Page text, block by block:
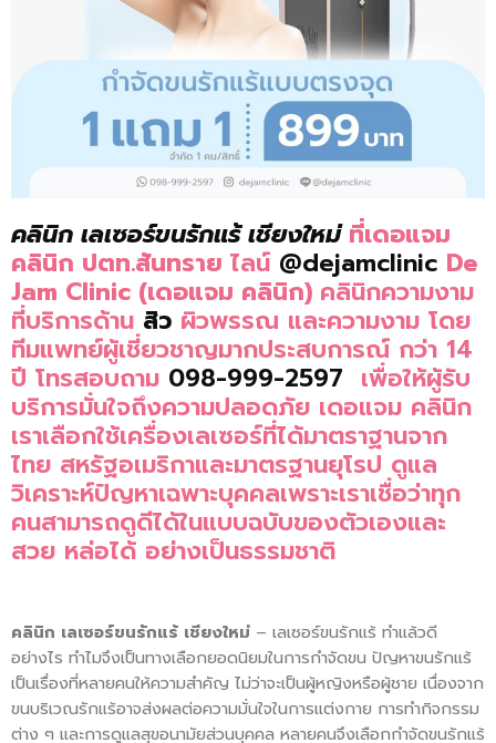
คลินิก เลเซอร์ขนรักแร้ เชียงใหม่ที่เดอแจม
คลินิก ปตท.สันทราย ไลน์ @dejamclinic De
Jam Clinic (เดอแจม คลินิก) คลินิกความงาม
ที่บริการด้าน สิว ผิวพรรณ และความงาม โดย
ทีมแพทย์ผู้เชี่ยวชาญมากประสบการณ์ กว่า 14
ปี โทรสอบถาม 098-999-2597 เพื่อให้ผู้รับ
บริการมั่นใจถึงความปลอดภัย เดอแจม คลินิก
เราเลือกใช้เครื่องเลเซอร์ที่ได้มาตราฐานจาก
ไทย สหรัฐอเมริกาและมาตรฐานยุโรป ดูแล
วิเคราะห์ปัญหาเฉพาะบุคคลเพราะเราเชื่อว่าทุก
คนสามารถดูดีได้ในแบบฉบับของตัวเองและ
สวย หล่อได้ อย่างเป็นธรรมชาติ
คลินิก เลเซอร์ขนรักแร้ เชียงใหม่ – เลเซอร์ขนรักแร้ ทำแล้วดี
อย่างไร ทำไมจึงเป็นทางเลือกยอดนิยมในการกำจัดขน ปัญหาขนรักแร้
เป็นเรื่องที่หลายคนให้ความสำคัญ ไม่ว่าจะเป็นผู้หญิงหรือผู้ชาย เนื่องจาก
ขนบริเวณรักแร้อาจส่งผลต่อความมั่นใจในการแต่งกาย การทำกิจกรรม
ต่าง ๆ และการดูแลสุขอนามัยส่วนบุคคล หลายคนจึงเลือกกำจัดขนรักแร้